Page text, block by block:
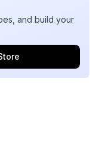
and build your